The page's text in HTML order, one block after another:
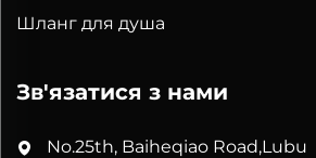
Шланг для душа
Зв'язатися з нами
No.25th, Baiheqiao Road,Lubu